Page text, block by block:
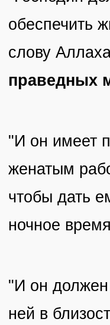
обеспечить
слову
праведных
"И он имеет
женатым
чтобы дать
ночное
"И он должен
ней в